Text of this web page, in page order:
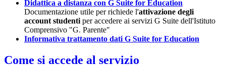
Didattica a distanza con G Suite for Education
Documentazione utile per richiede l'attivazione degli
account studenti per accedere ai servizi G Suite dell'Istituto
Comprensivo "G. Parente"
Informativa trattamento dati G Suite for Education
Come si accede al servizio